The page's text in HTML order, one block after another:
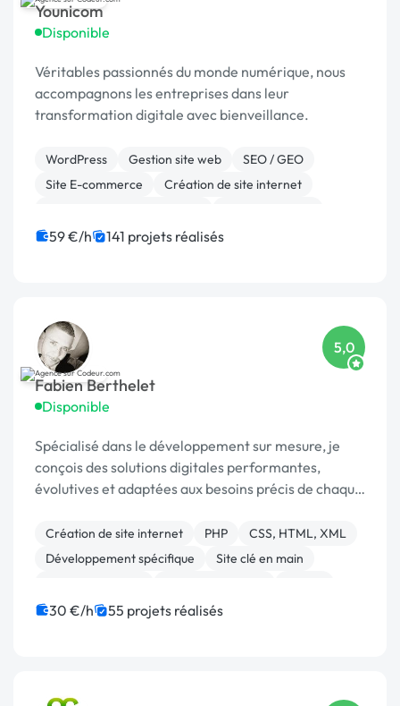
Younicom
Disponible
Véritables passionnés du monde numérique, nous
accompagnons les entreprises dans leur
transformation digitale avec bienveillance.
WordPress Gestion site web
SEO / GEO
Site E-commerce
Création de site internet
Référencement, liens
Marketing
59 €/h 141 projets réalisés
Fabien Berthelet
Disponible
5,0
Spécialisé dans le développement sur mesure, je
conçois des solutions digitales performantes,
évolutives et adaptées aux besoins précis de chaque
Création de site internet PHP
CSS, HTML, XML
Développement spécifique
Site clé en main
Gestion site web
JavaScript
30 €/h 55 projets réalisés